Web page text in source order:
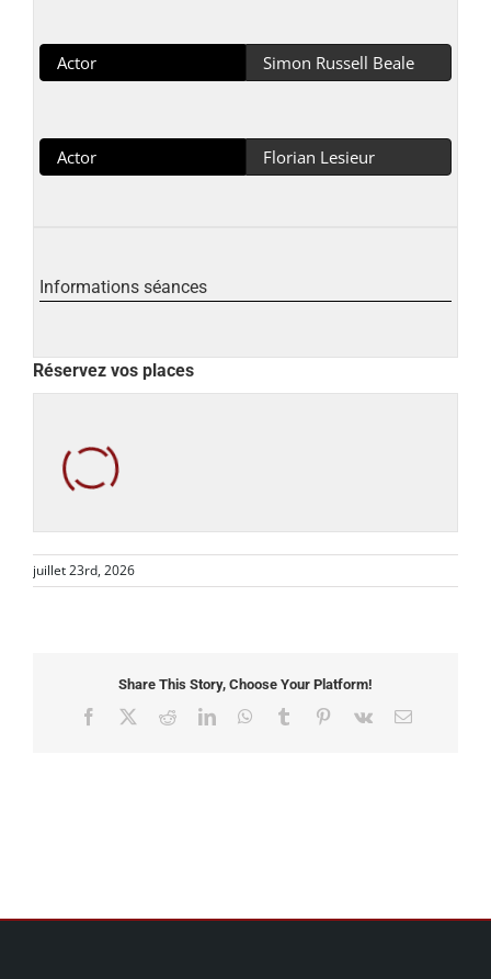
Actor Simon Russell Beale
Actor Florian Lesieur
Informations séances
Réservez vos places
juillet 23rd, 2026
Share This Story, Choose Your Platform!
Facebook RedditLinkedInWhatsApp
Tumblr Pinterest
Vk Email